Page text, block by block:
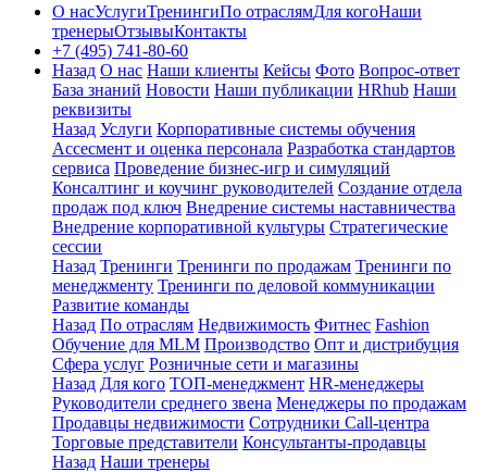
О насУслугиТренингиПо отраслямДля когоНаши
тренерыОтзывыКонтакты
+7 (495) 741-80-60
Назад О нас Наши клиенты Кейсы Фото Вопрос-ответ
База знаний Новости Наши публикации HRhub Наши
реквизиты
Назад Услуги Корпоративные системы обучения
Ассесмент и оценка персонала Разработка стандартов
сервиса Проведение бизнес-игр и симуляций
Консалтинг и коучинг руководителей Создание отдела
продаж под ключ Внедрение системы наставничества
Внедрение корпоративной культуры Стратегические
сессии
Назад Тренинги Тренинги по продажам Тренинги по
менеджменту Тренинги по деловой коммуникации
Развитие команды
Назад По отраслям Недвижимость Фитнес Fashion
Обучение для MLM Производство Опт и дистрибуция
Сфера услуг Розничные сети и магазины
Назад Для кого ТОП-менеджмент HR-менеджеры
Руководители среднего звена Менеджеры по продажам
Продавцы недвижимости Сотрудники Call-центра
Торговые представители Консультанты-продавцы
Назад Наши тренеры